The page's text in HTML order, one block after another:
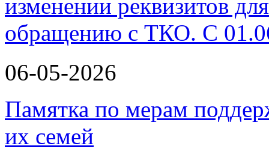
изменении реквизитов
обращению с ТКО. С
06-05-2026
Памятка по мерам
их семей